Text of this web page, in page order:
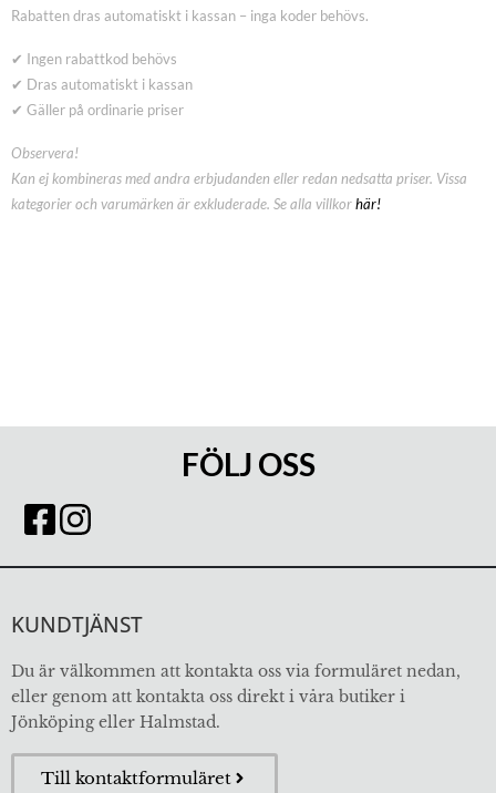
Rabatten dras automatiskt i kassan – inga koder behövs.
✔ Ingen rabattkod behövs
✔ Dras automatiskt i kassan
✔ Gäller på ordinarie priser
Observera!
Kan ej kombineras med andra erbjudanden eller redan nedsatta priser. Vissa
kategorier och varumärken är exkluderade. Se alla villkorhär!
FÖLJ OSS
KUNDTJÄNST
Du är välkommen att kontakta oss via formuläret nedan,
eller genom att kontakta oss direkt i våra butiker i
Jönköping eller Halmstad.
Till kontaktformuläret